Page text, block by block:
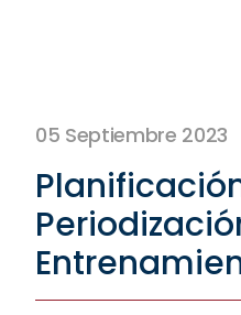
05 Septiembre 2023